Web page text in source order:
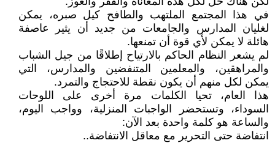
في هذا المجتمع الملتهب والطافح كيل صبره، يمكن
لغليان المدارس والجامعات من جديد أن يثير عاصفة
هائلة لا يمكن لأي قوة أن تمنعها.
لم يشعر النظام الحاكم بالارتياح إطلاقًا من جيل الشباب
والمراهقين، والمعلمين المتنفضين والمدارس، التي
يمكن لكل منهم أن يكون نقطة للاحتجاج والتمرد.
هذا العام، تحيا الكلمات مرة أخرى على اللوحات
السوداء، وتستحضر الواجبات المنزلية، وواجب اليوم،
والساعة هو كلمة واحدة بعد الآن:
انتفاضة حتى التحرير مع معاقل الانتفاضة..